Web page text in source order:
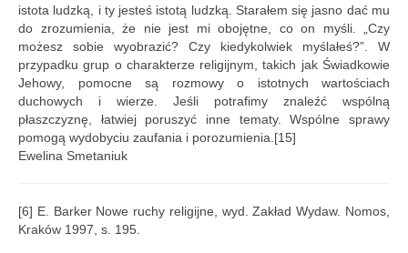
istota ludzką, i ty jesteś istotą ludzką. Starałem się jasno dać mu
do zrozumienia, że nie jest mi obojętne, co on myśli. „Czy
możesz sobie wyobrazić? Czy kiedykolwiek myślałeś?”. W
przypadku grup o charakterze religijnym, takich jak Świadkowie
Jehowy, pomocne są rozmowy o istotnych wartościach
duchowych i wierze. Jeśli potrafimy znaleźć wspólną
płaszczyznę, łatwiej poruszyć inne tematy. Wspólne sprawy
pomogą wydobyciu zaufania i porozumienia.[15]
Ewelina Smetaniuk
[6] E. Barker Nowe ruchy religijne, wyd. Zakład Wydaw. Nomos,
Kraków 1997, s. 195.